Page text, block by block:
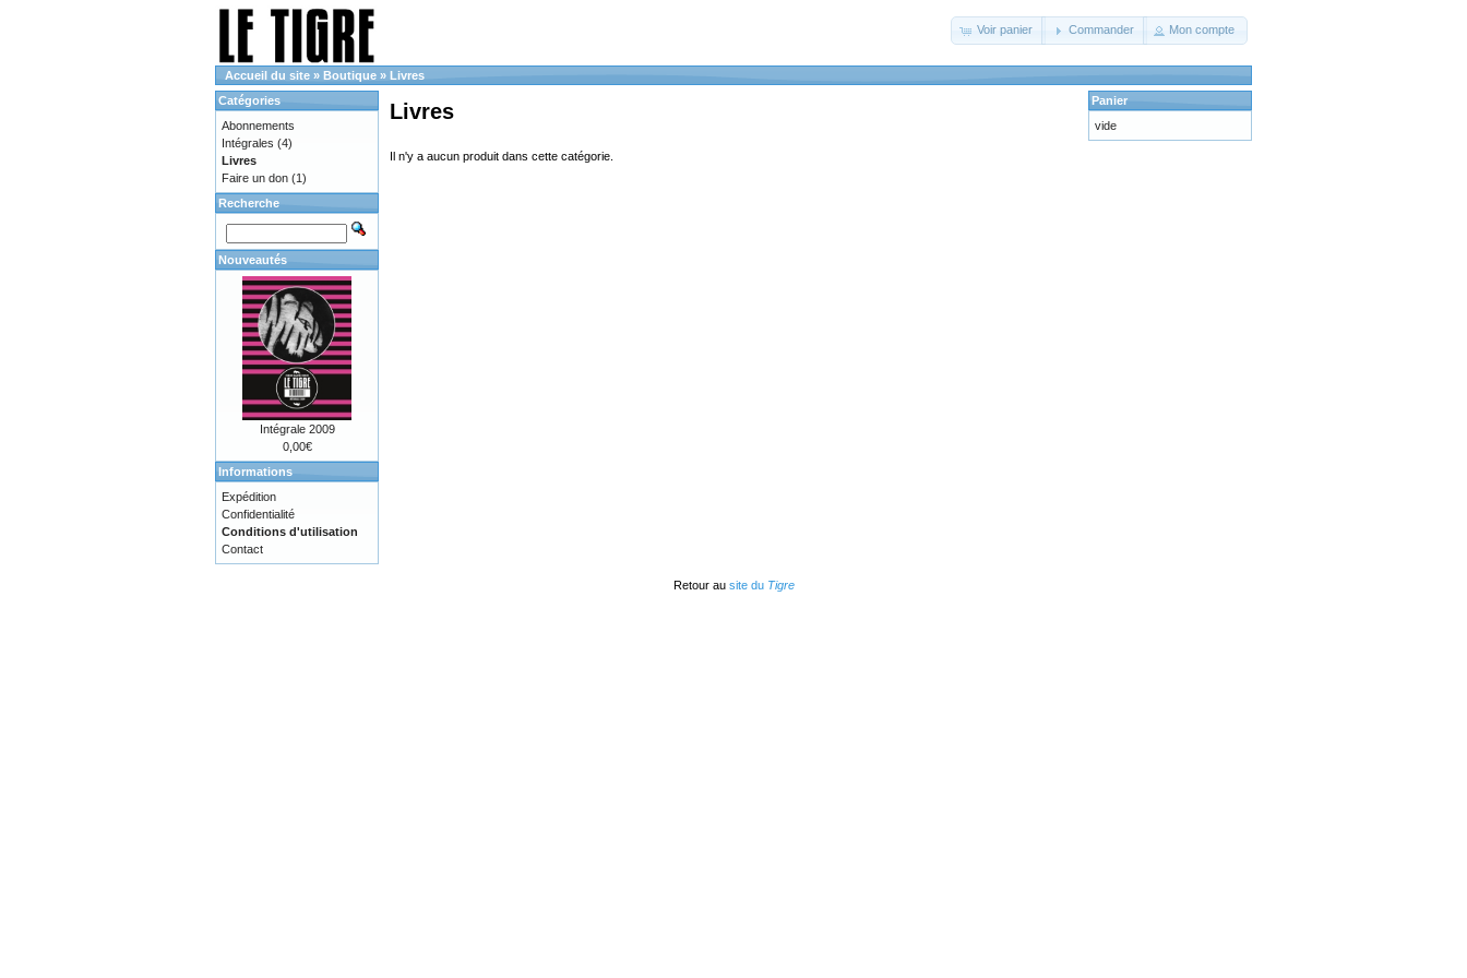
Voir panier Commander Mon compte
Accueil du site » Boutique » Livres
Livres
Il n'y a aucun produit dans cette catégorie.
Catégories
Abonnements
Intégrales (4)
Livres
Faire un don (1)
Recherche
Nouveautés
Intégrale 2009
0,00€
Informations
Expédition
Confidentialité
Conditions d'utilisation
Contact
Panier
vide
Retour au site du Tigre